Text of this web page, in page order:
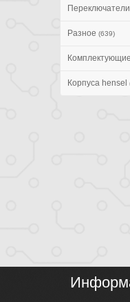
Разное (639)
Корпуса hensel